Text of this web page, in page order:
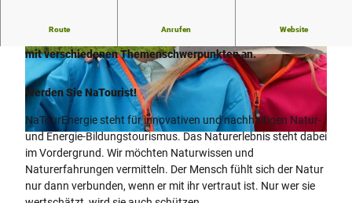
© Lippe Tourismus & Marketing GmbH | CC-BY
© Lippe Tourismus & Marketing GmbH |
CC-BY
© Lippe Tourismus & Marketing GmbH |
CC-BY
Route Anrufen Website
mit verschiedenen Themenschwerpunkten an.
Werden Sie NaTourist!
NaTourEnergie steht für innovativen und nachhaltigen Natur-
und Energie-Bildungstourismus. Das Naturerlebnis steht dabei
im Vordergrund. Wir möchten Naturwissen und
Naturerfahrungen vermitteln. Der Mensch fühlt sich der Natur
nur dann verbunden, wenn er mit ihr vertraut ist. Nur wer sie